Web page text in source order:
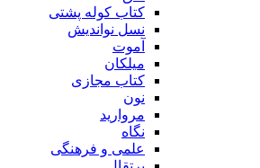
کتاب کوله پشتی
نسل نواندیش
آموت
میلکان
کتاب مجازی
نون
مروارید
نگاه
علمی و فرهنگی